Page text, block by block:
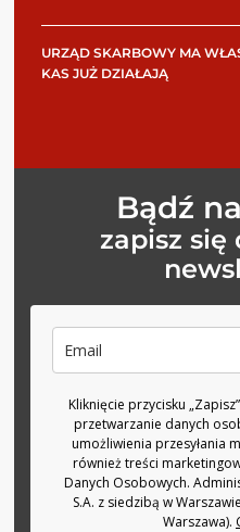
URZĄD SKARBOWY MA
KAS JUŻ DZIAŁAJĄ
Bądź
zapisz się
Kliknięcie przycisku
przetwarzanie danych
umożliwienia przesyłania
również treści
Danych Osobowych.
S.A. z siedzibą w
Warszawa).